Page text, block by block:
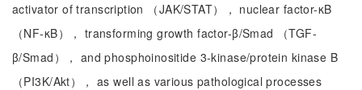
activator of transcription （JAK/STAT）， nuclear factor-κB
（NF-κB）， transforming growth factor-β/Smad （TGF-
β/Smad）， and phosphoinositide 3-kinase/protein kinase B
（PI3K/Akt）， as well as various pathological processes